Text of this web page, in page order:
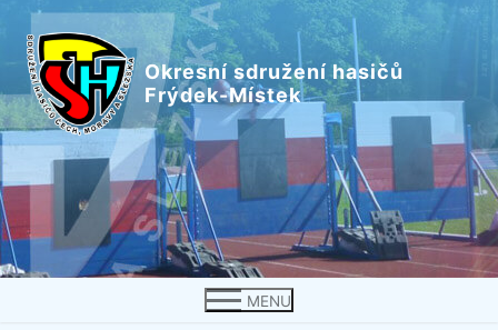
Přeskočit
obsah
Okresní sdružení hasičů
Frýdek-Místek
MENU